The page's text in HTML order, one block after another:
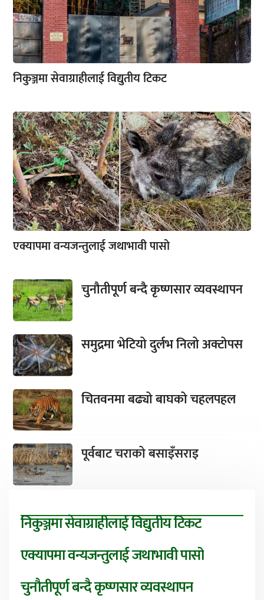
निकुञ्जमा सेवाग्राहीलाई विद्युतीय टिकट
एक्यापमा वन्यजन्तुलाई जथाभावी पासो
चुनौतीपूर्ण बन्दै कृष्णसार व्यवस्थापन
समुद्रमा भेटियो दुर्लभ निलो अक्टोपस
चितवनमा बढ्यो बाघको चहलपहल
पूर्वबाट चराको बसाइँसराइ
निकुञ्जमा सेवाग्राहीलाई विद्युतीय टिकट
एक्यापमा वन्यजन्तुलाई जथाभावी पासो
चुनौतीपूर्ण बन्दै कृष्णसार व्यवस्थापन